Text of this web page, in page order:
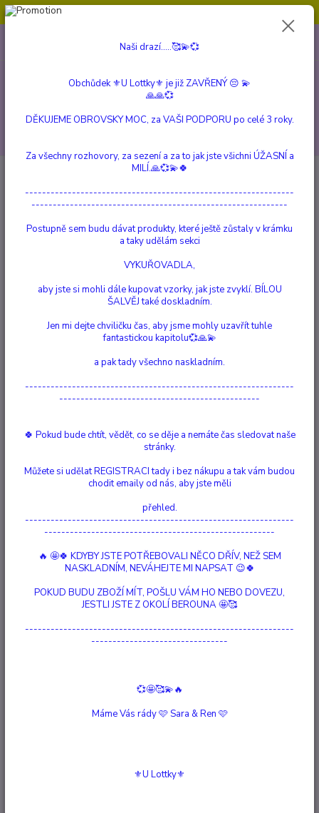
CZK
Přímořský Růženín -
Přímořský Růženín -
TOP produkt
Přímořský Růženín stříbrný barevný náramek Stříbrný náramek Seaside
Rose Quartz je krásný náramek krásného příběhu. Tento náramek je
vyroben ze skleněných korálků ručně tkaných na bavlněné niti. Vyznačuje
bavlněné niti s posuvným uzlem j...celý popis
Dostupnost Vyprodáno
758 Kč/ks
90037
Materiál:
Bavlna, Sklo, Drahokam, Mosaz
Růženín
Naši drazí.....🥰💫💞
Obchůdek ⚜️U Lottky⚜️ je již ZAVŘENÝ 😔 💫
🙏🙏💞
DĚKUJEME OBROVSKY MOC, za VAŠI PODPORU po celé 3 roky.
Za všechny rozhovory, za sezení a za to jak jste všichni ÚŽASNÍ a
MILÍ.🙏💞💫🍀
---------------------------------------------------------------
------------------------------------------------------------
Postupně sem budu dávat produkty, které ještě zůstaly v krámku
a taky udělám sekci
VYKUŘOVADLA,
aby jste si mohli dále kupovat vzorky, jak jste zvyklí. BÍLOU
ŠALVĚJ také doskladním.
Jen mi dejte chviličku čas, aby jsme mohly uzavřít tuhle
fantastickou kapitolu💞🙏💫
a pak tady všechno naskladním.
---------------------------------------------------------------
-----------------------------------------------
🍀 Pokud bude chtít, vědět, co se děje a nemáte čas sledovat naše
stránky.
Můžete si udělat REGISTRACI tady i bez nákupu a tak vám budou
chodit emaily od nás, aby jste měli
přehled.
---------------------------------------------------------------
------------------------------------------------------
🔥 🤩🍀 KDYBY JSTE POTŘEBOVALI NĚCO DŘÍV, NEŽ SEM
NASKLADNÍM, NEVÁHEJTE MI NAPSAT 😉🍀
POKUD BUDU ZBOŽÍ MÍT, POŠLU VÁM HO NEBO DOVEZU,
JESTLI JSTE Z OKOLÍ BEROUNA 🤩🥰
---------------------------------------------------------------
--------------------------------
💞🤩🥰💫🔥
Máme Vás rády 🩷 Sara & Ren 🩷
⚜️U Lottky⚜️